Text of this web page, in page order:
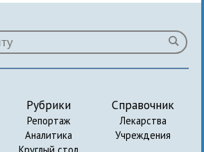
Рубрики
Репортаж
Аналитика
Круглый стол
Справочник
Лекарства
Учреждения